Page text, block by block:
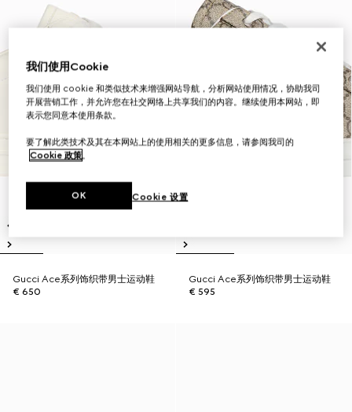
Gucci Ace系列饰织带男士运动鞋
€ 650
Gucci Ace系列饰织带男士运动鞋
€ 595
我们使用Cookie
我们使用 cookie 和类似技术来增强网站导航，分析网站使用情况，协助我司
开展营销工作，并允许您在社交网络上共享我们的内容。继续使用本网站，即
表示您同意本使用条款。
要了解此类技术及其在本网站上的使用相关的更多信息，请参阅我司的
Cookie 政策。
Cookie 设置
OK